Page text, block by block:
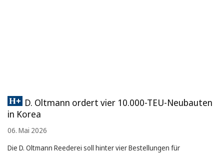
D. Oltmann ordert vier 10.000-TEU-Neubauten
in Korea
06. Mai 2026
Die D. Oltmann Reederei soll hinter vier Bestellungen für